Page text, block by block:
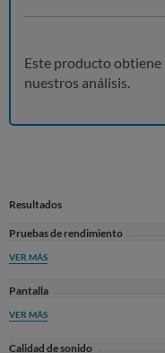
Este producto obtiene
nuestros análisis.
Resultados
Pruebas de rendimiento
VER MÁS
Pantalla
VER MÁS
Calidad de sonido